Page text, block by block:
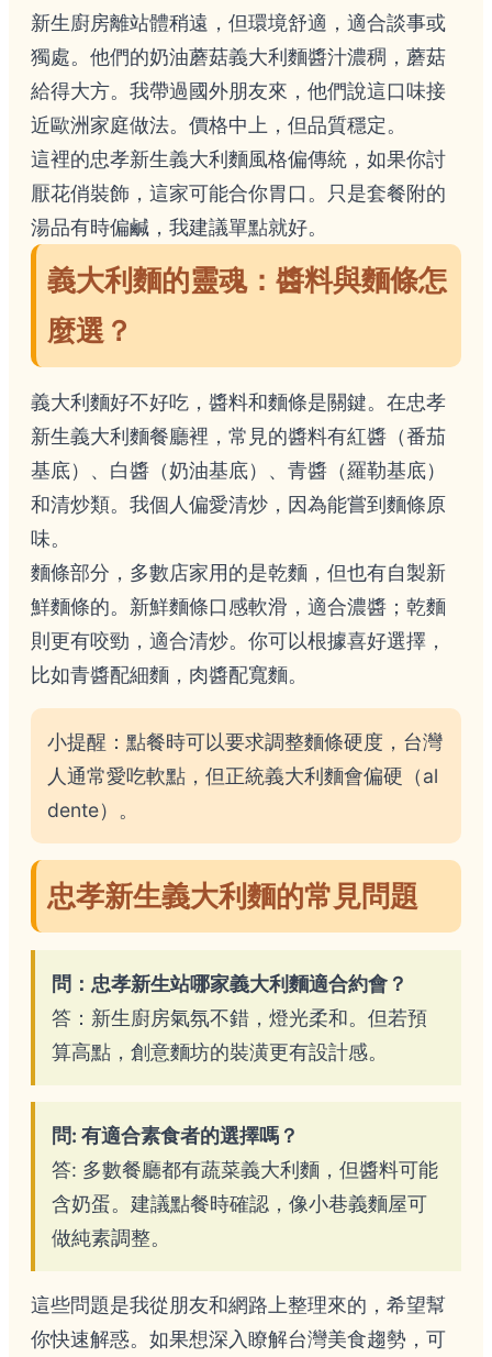
新生廚房離站體稍遠，但環境舒適，適合談事或
獨處。他們的奶油蘑菇義大利麵醬汁濃稠，蘑菇
給得大方。我帶過國外朋友來，他們說這口味接
近歐洲家庭做法。價格中上，但品質穩定。
這裡的忠孝新生義大利麵風格偏傳統，如果你討
厭花俏裝飾，這家可能合你胃口。只是套餐附的
湯品有時偏鹹，我建議單點就好。
義大利麵的靈魂：醬料與麵條怎
麼選？
義大利麵好不好吃，醬料和麵條是關鍵。在忠孝
新生義大利麵餐廳裡，常見的醬料有紅醬（番茄
基底）、白醬（奶油基底）、青醬（羅勒基底）
和清炒類。我個人偏愛清炒，因為能嘗到麵條原
味。
麵條部分，多數店家用的是乾麵，但也有自製新
鮮麵條的。新鮮麵條口感軟滑，適合濃醬；乾麵
則更有咬勁，適合清炒。你可以根據喜好選擇，
比如青醬配細麵，肉醬配寬麵。
小提醒：點餐時可以要求調整麵條硬度，台灣
人通常愛吃軟點，但正統義大利麵會偏硬（al
dente）。
忠孝新生義大利麵的常見問題
問：忠孝新生站哪家義大利麵適合約會？
答：新生廚房氣氛不錯，燈光柔和。但若預
算高點，創意麵坊的裝潢更有設計感。
問: 有適合素食者的選擇嗎？
答: 多數餐廳都有蔬菜義大利麵，但醬料可能
含奶蛋。建議點餐時確認，像小巷義麵屋可
做純素調整。
這些問題是我從朋友和網路上整理來的，希望幫
你快速解惑。如果想深入瞭解台灣美食趨勢，可